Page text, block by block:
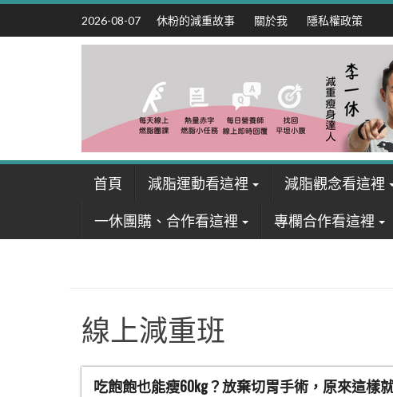
Skip
content
2026-08-07 休粉的減重故事 關於我 隱私權政策
首頁 減脂運動看這裡 減脂觀念看這裡
一休團購、合作看這裡
專欄合作看這裡
線上減重班
吃飽飽也能瘦60kg？放棄切胃手術，原來這樣